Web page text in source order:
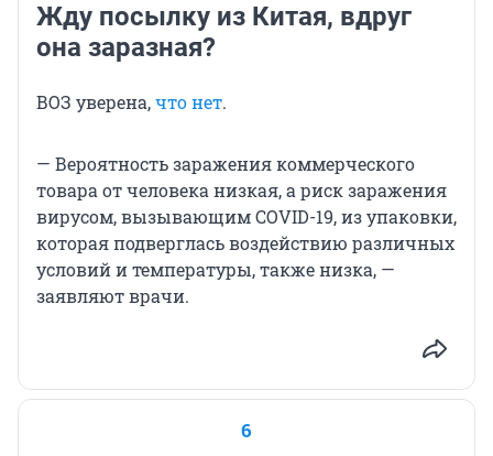
Жду посылку из Китая, вдруг
она заразная?
ВОЗ уверена,что нет.
— Вероятность заражения коммерческого
товара от человека низкая, а риск заражения
вирусом, вызывающим COVID-19, из упаковки,
которая подверглась воздействию различных
условий и температуры, также низка, —
заявляют врачи.
6